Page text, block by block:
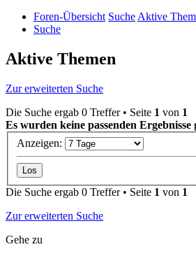
Foren-Übersicht SucheAktive
Suche
Aktive Themen
Zur erweiterten Suche
Die Suche ergab 0 Treffer • Seite 1 von 1
Es wurden keine passenden Ergebnisse
Anzeigen:
Die Suche ergab 0 Treffer • Seite 1 von 1
Zur erweiterten Suche
Gehe zu